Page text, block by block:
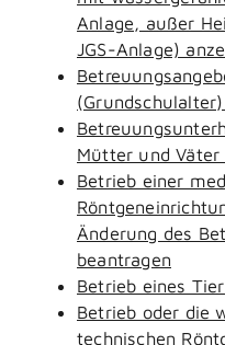
Anlage, außer
JGS-Anlage)
Mütter und Väter
Betrieb einer
Änderung des
beantragen
Betrieb eines
Betrieb oder die
technischen